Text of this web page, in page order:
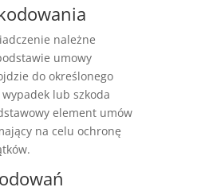
należne
umowy
do określonego
lub szkoda
element umów
na celu ochronę